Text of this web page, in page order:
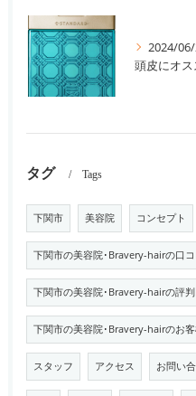
2024/
タグ Tags
下関市 美容院 コンセプト
下関市の美容院･Bravery-hairの口
下関市の美容院･Bravery-hairの評判
下関市の美容院･Bravery-hairのお
スタッフ アクセス お問い